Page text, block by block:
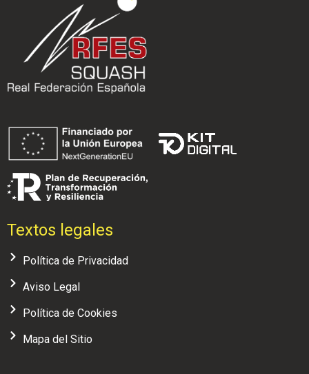
Textos legales
Política de Privacidad
Aviso Legal
Política de Cookies
Mapa del Sitio